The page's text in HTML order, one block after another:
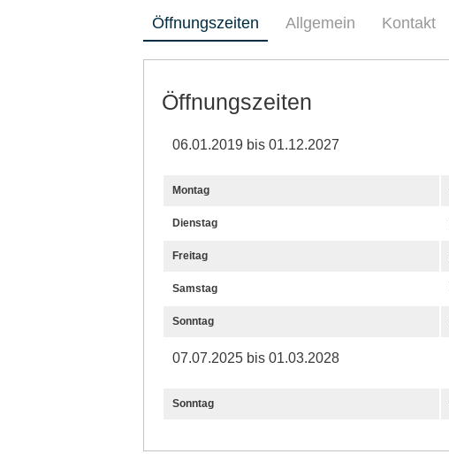
Öffnungszeiten Allgemein Kontakt
Öffnungszeiten
06.01.2019 bis 01.12.2027
Montag
Dienstag
Freitag
Samstag
Sonntag
07.07.2025 bis 01.03.2028
Sonntag